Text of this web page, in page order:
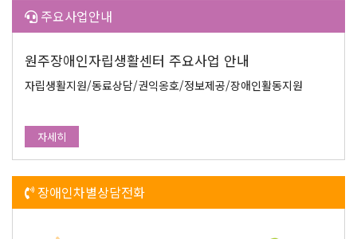
주요사업안내
원주장애인자립생활센터 주요사업 안내
자립생활지원/동료상담/권익옹호/정보제공/장애인활동지원
자세히
장애인차별상담전화